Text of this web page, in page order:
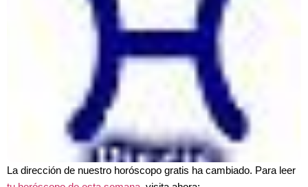
La dirección de nuestro horóscopo gratis ha cambiado. Para leer